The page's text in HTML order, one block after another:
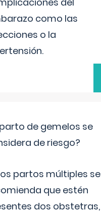
como las
o la
parto de gemelos se
de riesgo?
partos múltiples se
que estén
dos obstetras,